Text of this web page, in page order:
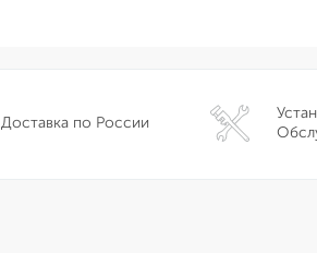
Доставка по России